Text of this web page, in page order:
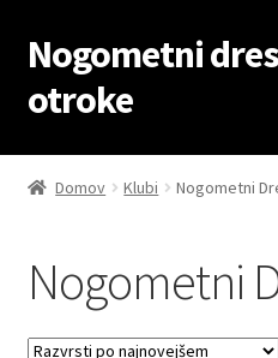
Skip
to
navigation
Skip
to
content
Nogometni
otroke
Domov
Kontaktiraj nas
Košarica
Domov Klubi Nogometni
Nogometni